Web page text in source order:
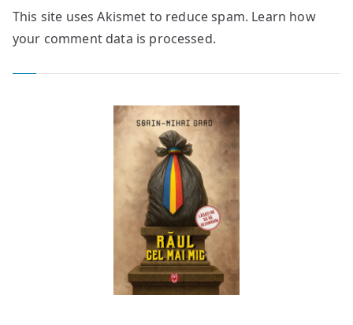
This site uses Akismet to reduce spam. Learn how
your comment data is processed.